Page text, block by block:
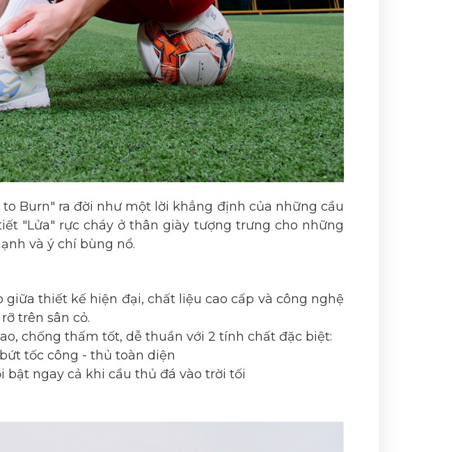
Burn" ra đời như một lời khẳng định của những cầu
"Lửa" rực cháy ở thân giày tượng trưng cho những
và ý chí bùng nổ.
thiết kế hiện đại, chất liệu cao cấp và công nghệ
trên sân cỏ.
chống thấm tốt, dễ thuần với 2 tính chất đặc biệt:
tốc công - thủ toàn diện
bật ngay cả khi cầu thủ đá vào trời tối